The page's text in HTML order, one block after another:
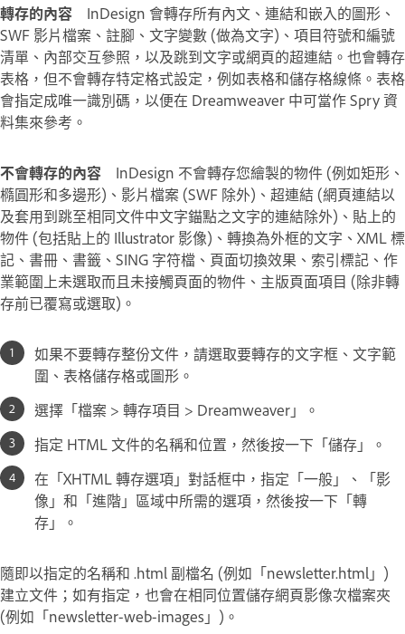
轉存的內容
InDesign 會轉存所有內文、連結和嵌入的圖形、
SWF 影片檔案、註腳、文字變數 (做為文字)、項目符號和編號
清單、內部交互參照，以及跳到文字或網頁的超連結。也會轉存
表格，但不會轉存特定格式設定，例如表格和儲存格線條。表格
會指定成唯一識別碼，以便在 Dreamweaver 中可當作 Spry 資
料集來參考。
不會轉存的內容
InDesign 不會轉存您繪製的物件 (例如矩形、
橢圓形和多邊形)、影片檔案 (SWF 除外)、超連結 (網頁連結以
及套用到跳至相同文件中文字錨點之文字的連結除外)、貼上的
物件 (包括貼上的 Illustrator 影像)、轉換為外框的文字、XML 標
記、書冊、書籤、SING 字符檔、頁面切換效果、索引標記、作
業範圍上未選取而且未接觸頁面的物件、主版頁面項目 (除非轉
存前已覆寫或選取)。
如果不要轉存整份文件，請選取要轉存的文字框、文字範
圍、表格儲存格或圖形。
選擇「檔案 > 轉存項目 > Dreamweaver」。
指定 HTML 文件的名稱和位置，然後按一下「儲存」。
在「XHTML 轉存選項」對話框中，指定「一般」、「影
像」和「進階」區域中所需的選項，然後按一下「轉
存」。
隨即以指定的名稱和 .html 副檔名 (例如「newsletter.html」)
建立文件；如有指定，也會在相同位置儲存網頁影像次檔案夾
(例如「newsletter-web-images」)。